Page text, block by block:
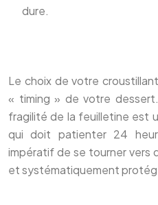
dure.
Le choix de votre
« timing » de votre
fragilité de la feuilletine est
qui doit patienter 24
impératif de se tourner vers
et systématiquement